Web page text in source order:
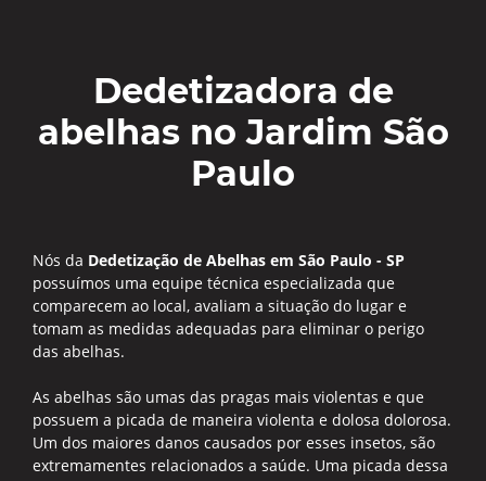
Dedetizadora de
abelhas no Jardim São
Paulo
Nós da Dedetização de Abelhas em São Paulo - SP
possuímos uma equipe técnica especializada que
comparecem ao local, avaliam a situação do lugar e
tomam as medidas adequadas para eliminar o perigo
das abelhas.
As abelhas são umas das pragas mais violentas e que
possuem a picada de maneira violenta e dolosa dolorosa.
Um dos maiores danos causados por esses insetos, são
extremamentes relacionados a saúde. Uma picada dessa